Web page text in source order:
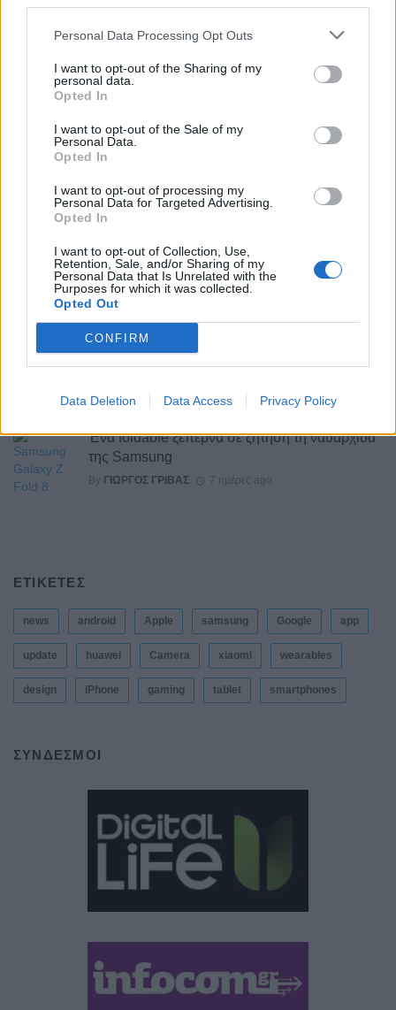
Personal Data Processing Opt Outs
I want to opt-out of the Sharing of my
personal data.
Opted In
I want to opt-out of the Sale of my
Personal Data.
Opted In
I want to opt-out of processing my
Personal Data for Targeted Advertising.
Opted In
I want to opt-out of Collection, Use,
Retention, Sale, and/or Sharing of my
Personal Data that Is Unrelated with the
Purposes for which it was collected.
Opted Out
CONFIRM
Data Deletion Data Access Privacy Policy
Motorola: ετοιμάζει δυναμική επιστροφή στα
smartwatches
By ΓΙΏΡΓΟΣ ΓΡΊΒΑΣ
Η πιο ταξιδιάρικη βαλίτσα του φετινού
καλοκαιριού έχει την υπογραφή της Xiaomi
By ΓΙΏΡΓΟΣ ΓΡΊΒΑΣ 4 ημέρες ago
Ρέθυμνο
By ΓΙΏΡΓΟΣ ΓΡΊΒΑΣ 7 ημέρες ago
Η Lenovo ανεβαίνει στη θέση 153 της λίστας
Ένα foldable ξεπερνά σε ζήτηση τη ναυαρχίδα
της Samsung
By ΓΙΏΡΓΟΣ ΓΡΊΒΑΣ 7 ημέρες ago
ΕΤΙΚΕΤΕΣ
news android Apple samsung Google app
update huawei Camera xiaomi wearables
design iPhone gaming tablet smartphones
ΣΎΝΔΕΣΜΟΙ